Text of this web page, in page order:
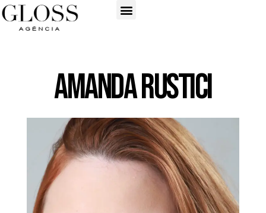
Amanda Rustici